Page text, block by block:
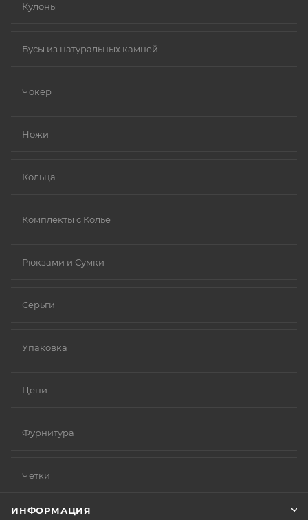
Кулоны
Бусы из натуральных камней
Чокер
Ножи
Кольца
Комплекты с Колье
Рюкзами и Сумки
Серьги
Упаковка
Цепи
Фурнитура
Чётки
ИНФОРМАЦИЯ